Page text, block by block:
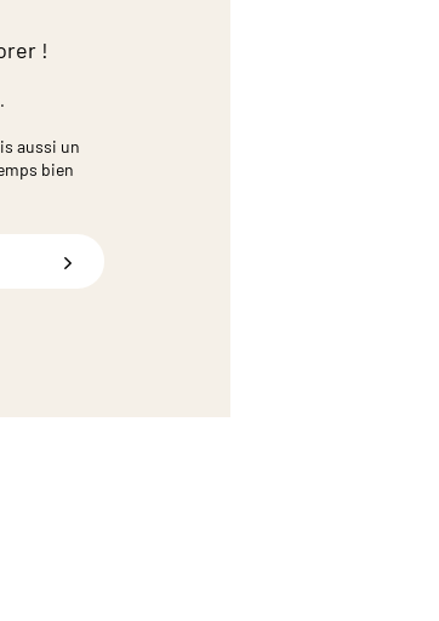
!
aussi un
bien